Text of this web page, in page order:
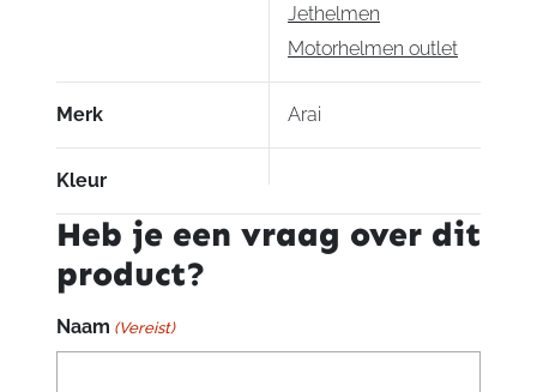
Jethelmen
Motorhelmen outlet
Merk Arai
Kleur
Heb je een vraag over dit
product?
Naam (Vereist)